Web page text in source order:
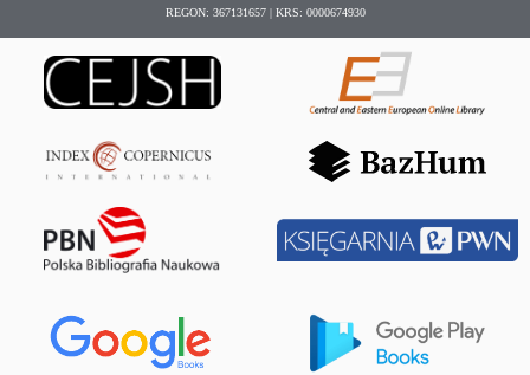
REGON: 367131657 | KRS: 0000674930